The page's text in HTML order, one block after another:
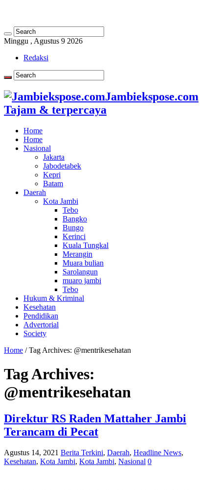
Minggu , Agustus 9 2026
Redaksi
Jambiekspose.com
Tajam & terpercaya
Home
Home
Nasional
Jakarta
Jabodetabek
Kepri
Batam
Daerah
Kota Jambi
Tebo
Bangko
Bungo
Kerinci
Kuala Tungkal
Merangin
Muara bulian
Sarolangun
muaro jambi
Tebo
Hukum & Kriminal
Kesehatan
Pendidikan
Advertorial
Society
Home / Tag Archives: @mentrikesehatan
Tag Archives:
@mentrikesehatan
Direktur RS Raden Mattaher Jambi
Terancam di Pecat
Agustus 14, 2021 Berita Terkini, Daerah, Headline News,
Kesehatan, Kota Jambi, Kota Jambi, Nasional 0